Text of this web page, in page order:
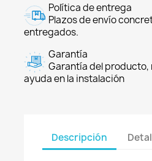
Política de entrega
Plazos de envío
entregados.
Garantía
Garantía del producto,
ayuda en la instalación
Descripción